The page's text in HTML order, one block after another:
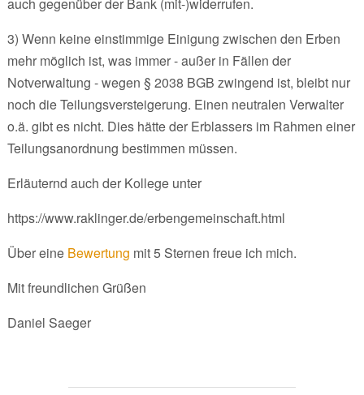
3) Wenn keine einstimmige Einigung zwischen den Erben
mehr möglich ist, was immer - außer in Fällen der
Notverwaltung - wegen § 2038 BGB zwingend ist, bleibt nur
noch die Teilungsversteigerung. Einen neutralen Verwalter
o.ä. gibt es nicht. Dies hätte der Erblassers im Rahmen einer
Teilungsanordnung bestimmen müssen.
Erläuternd auch der Kollege unter
https://www.raklinger.de/erbengemeinschaft.html
Über eine Bewertung mit 5 Sternen freue ich mich.
Mit freundlichen Grüßen
Daniel Saeger